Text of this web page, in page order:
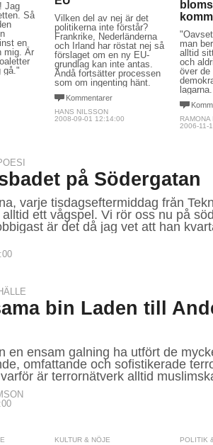
Jag
Så
en
mig. Är
gå."
Vilken del av nej är det
politikerna inte förstår?
Frankrike, Nederländerna
och Irland har röstat nej så
förslaget om en ny EU-
grundlag kan inte antas.
Ändå fortsätter processen
som om ingenting hänt.
Kommentarer
HANS NILSSON
2008-09-01 12:14:00
man
alltid
och
över
RAMONA
2006-11-
på Södergatan
varje tisdagseftermiddag från
ett vågspel. Vi rör oss nu på
är det då jag vet att han
bin Laden till
en ensam galning ha utfört de
omfattande och sofistikerade
är terrornätverk alltid
KULTUR & NÖJE POLITIK